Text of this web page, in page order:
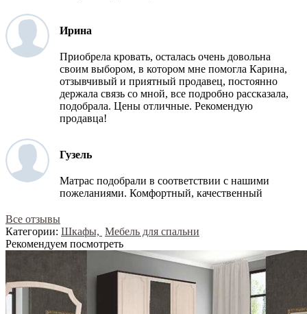
Ирина
Приобрела кровать, осталась очень довольна
своим выбором, в котором мне помогла Карина,
отзывчивый и приятный продавец, постоянно
держала связь со мной, все подробно рассказала,
подобрала. Цены отличные. Рекомендую
продавца!
Гузель
Матрас подобрали в соответствии с нашими
пожеланиями. Комфортный, качественный
Все отзывы
Категории: Шкафы, Мебель для спальни
Рекомендуем посмотреть